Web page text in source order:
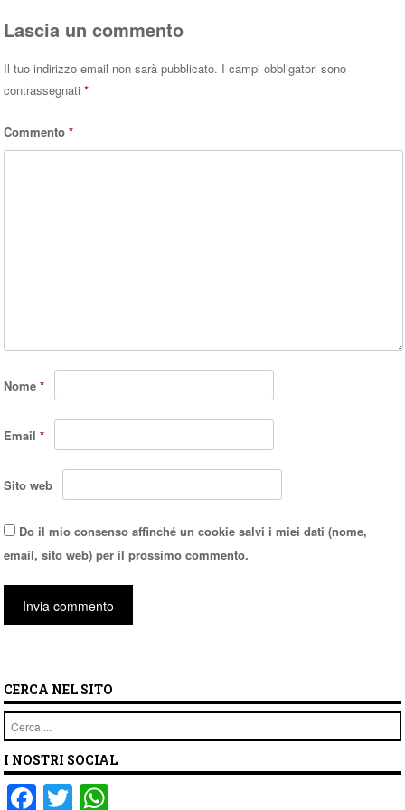
Lascia un commento
Il tuo indirizzo email non sarà pubblicato. I campi obbligatori sono
contrassegnati*
Commento*
Nome*
Email*
Sito web
Do il mio consenso affinché un cookie salvi i miei dati (nome,
email, sito web) per il prossimo commento.
CERCA NEL SITO
Cerca
I NOSTRI SOCIAL
F T